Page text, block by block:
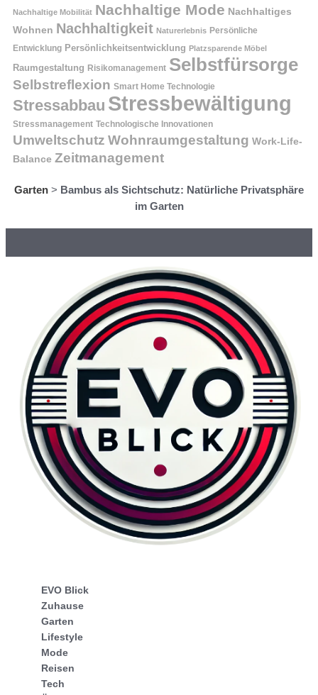
Nachhaltige Mobilität Nachhaltige Mode Nachhaltiges
Wohnen Nachhaltigkeit Naturerlebnis Persönliche
Entwicklung Persönlichkeitsentwicklung Platzsparende Möbel
Raumgestaltung Risikomanagement Selbstfürsorge
Selbstreflexion Smart Home Technologie
Stressabbau Stressbewältigung
Stressmanagement Technologische Innovationen
Umweltschutz Wohnraumgestaltung Work-Life-
Balance Zeitmanagement
Garten > Bambus als Sichtschutz: Natürliche Privatsphäre
im Garten
EVO Blick
Zuhause
Garten
Lifestyle
Mode
Reisen
Tech